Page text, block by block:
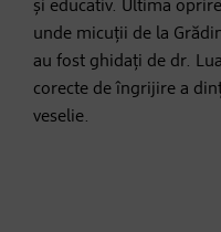
și educativ. Ultima
unde micuții de la
au fost ghidați de dr.
corecte de îngrijire a
veselie.